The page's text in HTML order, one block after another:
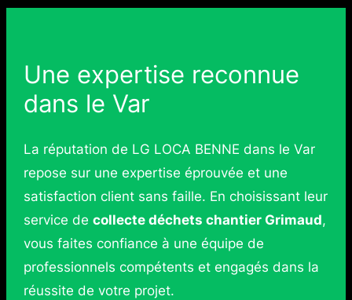
Une expertise reconnue
dans le Var
La réputation de LG LOCA BENNE dans le Var
repose sur une expertise éprouvée et une
satisfaction client sans faille. En choisissant leur
service de collecte déchets chantier Grimaud,
vous faites confiance à une équipe de
professionnels compétents et engagés dans la
réussite de votre projet.